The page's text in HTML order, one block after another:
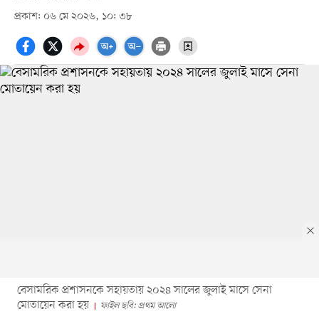
প্রকাশ: ০৬ মে ২০২৬, ১০: ৩৮
বেসামরিক প্রশাসনকে সহায়তায় ২০২৪ সালের জুলাই মাসে সেনা
মোতায়েন করা হয়
ফাইল ছবি: প্রথম আলো